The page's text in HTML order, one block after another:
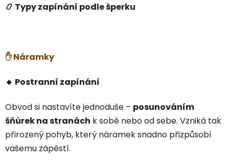
📿 Typy zapínání podle šperku
✋ Náramky
🔸 Postranní zapínání
Obvod si nastavíte jednoduše – posunováním
šňůrek na stranách k sobě nebo od sebe. Vzniká tak
přirozený pohyb, který náramek snadno přizpůsobí
vašemu zápěstí.